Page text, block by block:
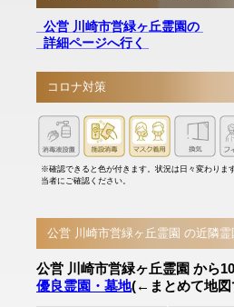
公営 川崎市営緑ヶ丘霊園の
詳細ページへ行く
コロナ対策
※確認できると色が付きます。状況は日々変わりま
当者にご確認ください。
公営 川崎市営緑ヶ丘霊園 の近隣霊
公営 川崎市営緑ヶ丘霊園 から
優良霊園・墓地(←まとめて地図